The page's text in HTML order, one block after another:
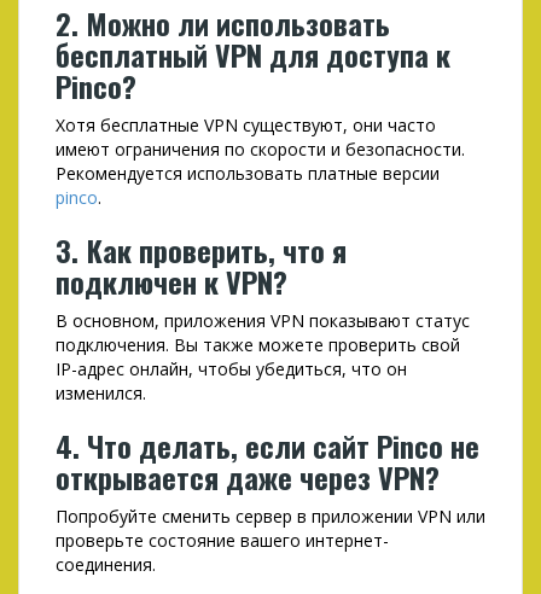
2. Можно ли использовать
бесплатный VPN для доступа к
Pinco?
Хотя бесплатные VPN существуют, они часто
имеют ограничения по скорости и безопасности.
Рекомендуется использовать платные версии
pinco.
3. Как проверить, что я
подключен к VPN?
В основном, приложения VPN показывают статус
подключения. Вы также можете проверить свой
IP-адрес онлайн, чтобы убедиться, что он
изменился.
4. Что делать, если сайт Pinco не
открывается даже через VPN?
Попробуйте сменить сервер в приложении VPN или
проверьте состояние вашего интернет-
соединения.